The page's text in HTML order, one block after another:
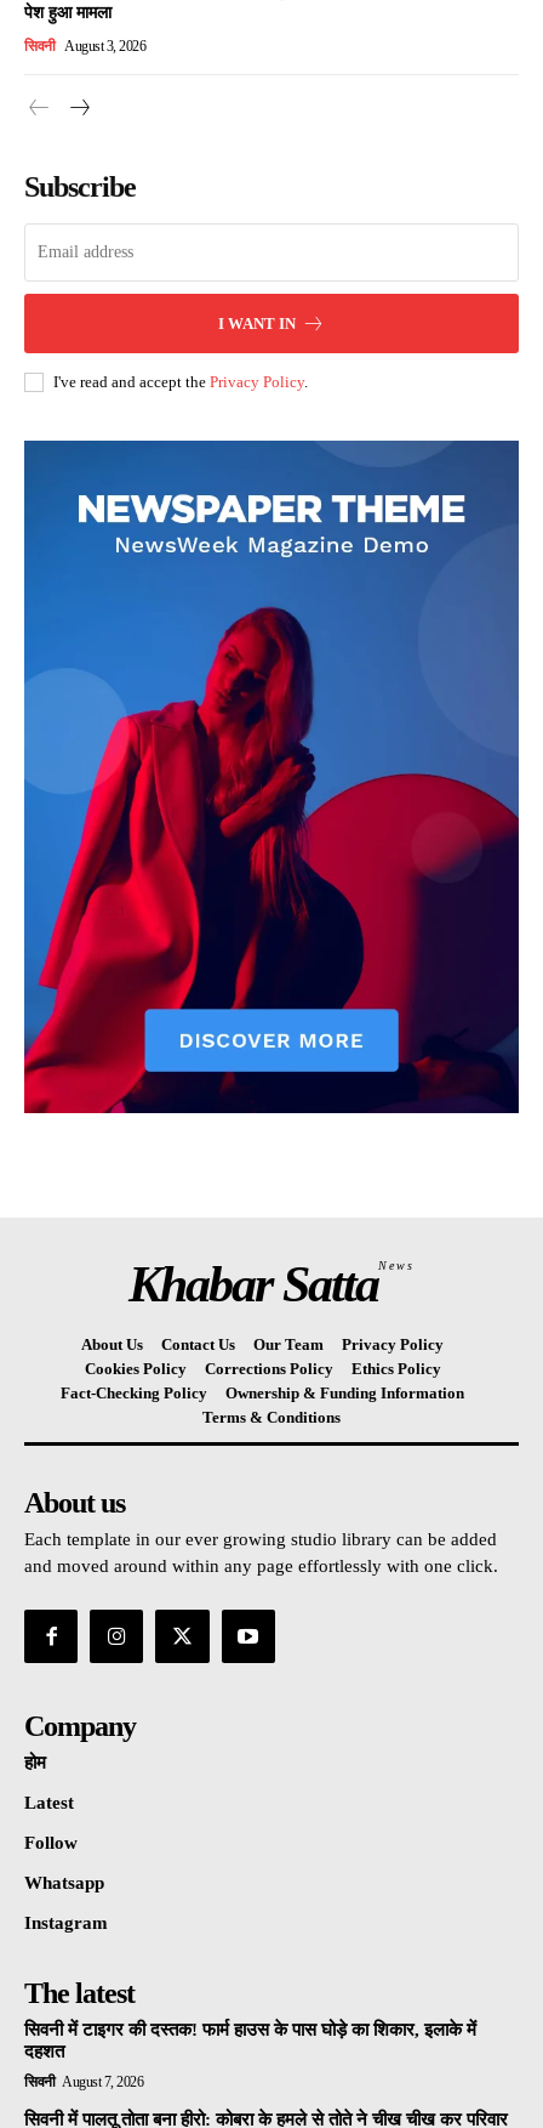
पेश हुआ मामला
सिवनी August 3, 2026
Subscribe
I WANT IN
I've read and accept the Privacy Policy.
Khabar SattaNews
About Us Contact Us Our Team
Privacy Policy
Cookies Policy
Corrections Policy
Ethics Policy
Fact-Checking Policy
Ownership & Funding Information
Terms & Conditions
About us
Each template in our ever growing studio library can be added
and moved around within any page effortlessly with one click.
Company
होम
Latest
Follow
Whatsapp
Instagram
The latest
सिवनी में टाइगर की दस्तक! फार्म हाउस के पास घोड़े का शिकार, इलाके में
दहशत
सिवनी August 7, 2026
सिवनी में पालतू तोता बना हीरो: कोबरा के हमले से तोते ने चीख चीख कर परिवार